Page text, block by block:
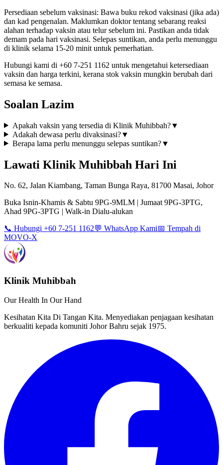
Persediaan sebelum vaksinasi: Bawa buku rekod vaksinasi (jika ada)
dan kad pengenalan. Maklumkan doktor tentang sebarang reaksi
alahan terhadap vaksin atau telur sebelum ini. Pastikan anda tidak
demam pada hari vaksinasi. Selepas suntikan, anda perlu menunggu
di klinik selama 15-20 minit untuk pemerhatian.
Hubungi kami di +60 7-251 1162 untuk mengetahui ketersediaan
vaksin dan harga terkini, kerana stok vaksin mungkin berubah dari
semasa ke semasa.
Soalan Lazim
Apakah vaksin yang tersedia di Klinik Muhibbah?▼
Adakah dewasa perlu divaksinasi?▼
Berapa lama perlu menunggu selepas suntikan?▼
Lawati Klinik Muhibbah Hari Ini
No. 62, Jalan Kiambang, Taman Bunga Raya, 81700 Masai, Johor
Buka Isnin-Khamis & Sabtu 9PG-9MLM | Jumaat 9PG-3PTG,
Ahad 9PG-3PTG | Walk-in Dialu-alukan
📞 Hubungi +60 7-251 1162💬 WhatsApp Kami📅 Tempah di
MOVO-X
Klinik Muhibbah
Our Health In Our Hand
Kesihatan Kita Di Tangan Kita. Menyediakan penjagaan kesihatan
berkualiti kepada komuniti Johor Bahru sejak 1975.